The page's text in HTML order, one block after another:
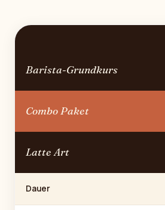
Barista-Grundkurs
Combo Paket
Latte Art
Dauer